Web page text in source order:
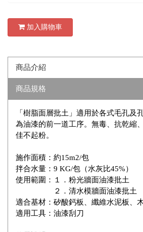
加入購物車
商品介紹
商品規格
「樹脂面層批土」適用於各式毛孔及
為油漆的前一道工序。無毒、抗乾縮
佳不起粉。
施作面積：約15m2/包
拌合水量：9 KG/包（水灰比45%）
使用範圍：１．粉光牆面油漆批土
２．清水模牆面油漆批土
適合基材：矽酸鈣板、纖維水泥板、
適用工具：油漆刮刀